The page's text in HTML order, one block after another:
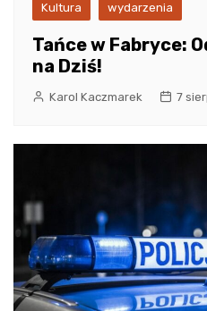
Kultura wydarzenia
Tańce w Fabryce:
na Dziś!
Karol Kaczmarek 7